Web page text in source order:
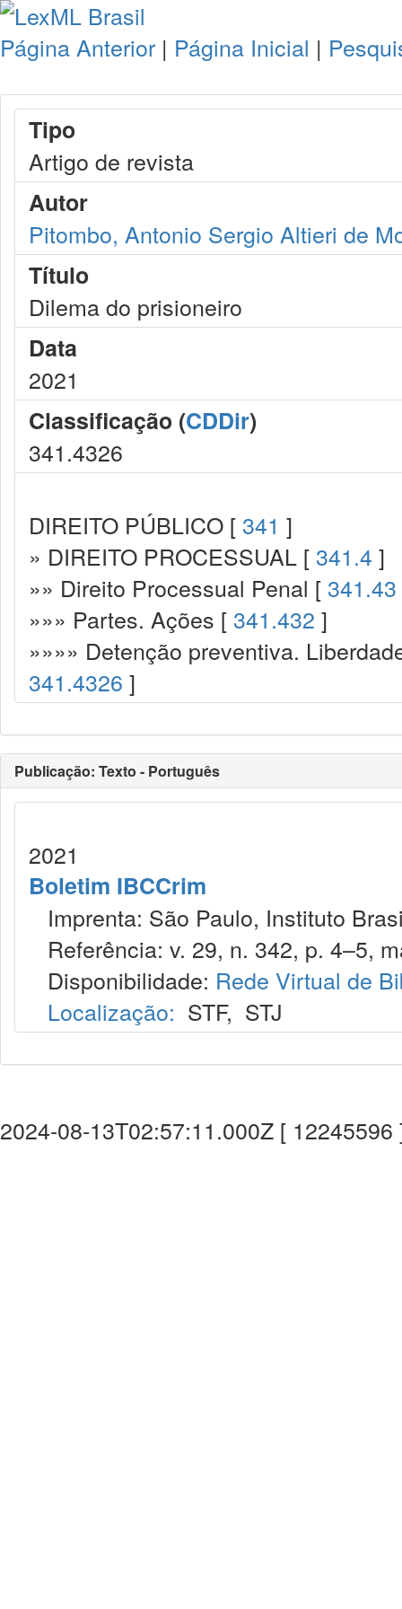
Página Anterior | Página Inicial |
Tipo
Artigo de revista
Autor
Pitombo, Antonio Sergio Altieri de
Título
Dilema do prisioneiro
Data
2021
Classificação (CDDir)
341.4326
DIREITO PÚBLICO [ 341 ]
» DIREITO PROCESSUAL [ 341.4 ]
»» Direito Processual Penal [ 341.43
»»» Partes. Ações [ 341.432 ]
»»»» Detenção preventiva.
341.4326 ]
Publicação: Texto - Português
2021
Boletim IBCCrim
Imprenta: São Paulo, Instituto
Referência: v. 29, n. 342, p. 4–5,
Disponibilidade: Rede Virtual de
Localização: STF, STJ
2024-08-13T02:57:11.000Z [ 12245596